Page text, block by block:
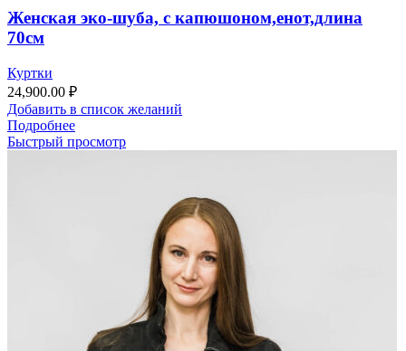
Женская эко-шуба, с капюшоном,енот,длина
70см
Куртки
24,900.00 ₽
Добавить в список желаний
Подробнее
Быстрый просмотр